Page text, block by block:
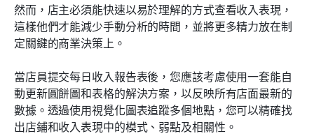
然而，店主必須能快速以易於理解的方式查看收入表現，
這樣他們才能減少手動分析的時間，並將更多精力放在制
定關鍵的商業決策上。
當店員提交每日收入報告表後，您應該考慮使用一套能自
動更新圓餅圖和表格的解決方案，以反映所有店面最新的
數據。透過使用視覺化圖表追蹤多個地點，您可以精確找
出店鋪和收入表現中的模式、弱點及相關性。